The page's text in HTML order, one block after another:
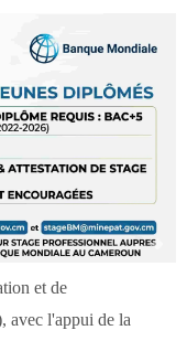
et de
avec l'appui de la